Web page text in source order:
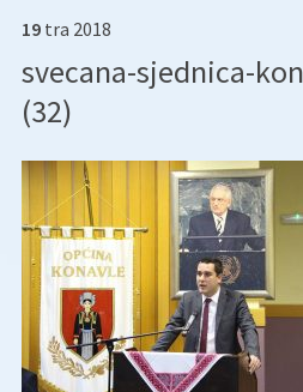
19 tra 2018
svecana-sjednica-
(32)